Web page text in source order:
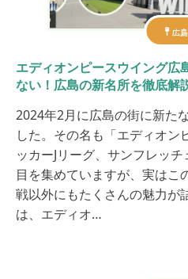
広島
エディオンピースウイング広
ない！広島の新名所を徹底解
2024年2月に広島の街に新た
した。その名も「エディオン
ッカーJリーグ、サンフレッ
目を集めていますが、実はこ
戦以外にもたくさんの魅力が
は、エディオ…